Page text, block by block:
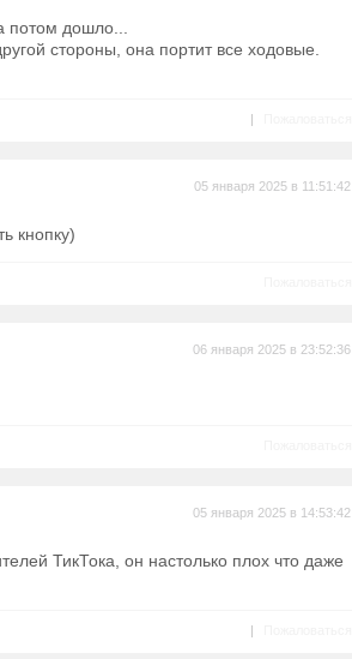
потом дошло...
стороны, она портит все ходовые.
|
05 января 2025 в 11:51:42
кнопку)
06 января 2025 в 23:52:36
05 января 2025 в 14:53:42
ТикТока, он настолько плох что даже
|